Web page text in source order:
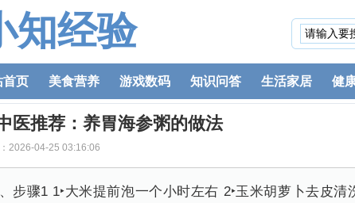
知经验
首页 美食营养 游戏数码 知识问答 生活家居 健
医推荐：养胃海参粥的做法
2026-04-25 03:16:06
步骤1 1‣大米提前泡一个小时左右 2‣玉米胡萝卜去皮